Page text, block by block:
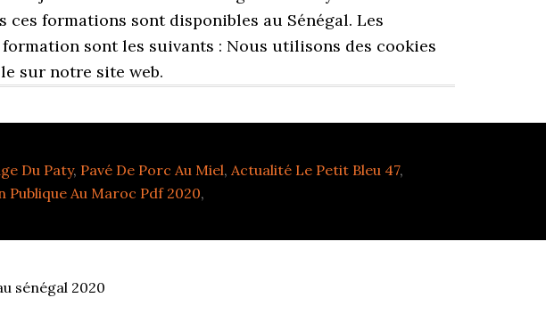
Du Paty, Pavé De Porc Au Miel, Actualité Le Petit Bleu 47,
Au Maroc Pdf 2020,
sénégal 2020